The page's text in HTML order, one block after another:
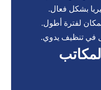
بشكل فعال.
لفترة أطول.
في تنظيف يدوي.